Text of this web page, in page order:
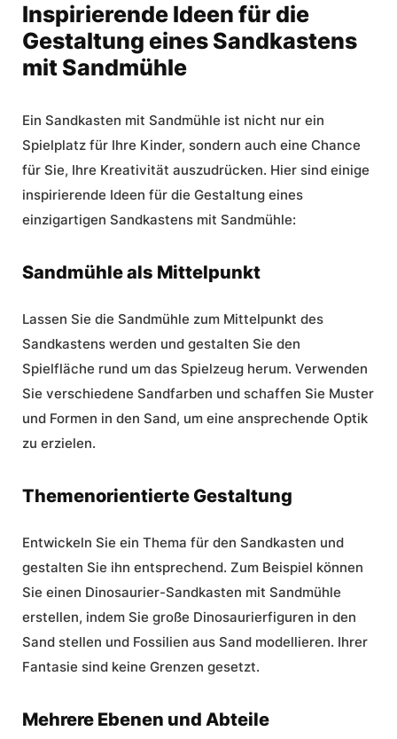
Inspirierende Ideen für die
Gestaltung eines Sandkastens
mit Sandmühle
Ein Sandkasten mit Sandmühle ist nicht nur ein
Spielplatz für Ihre Kinder, sondern auch eine Chance
für Sie, Ihre Kreativität auszudrücken. Hier sind einige
inspirierende Ideen für die Gestaltung eines
einzigartigen Sandkastens mit Sandmühle:
Sandmühle als Mittelpunkt
Lassen Sie die Sandmühle zum Mittelpunkt des
Sandkastens werden und gestalten Sie den
Spielfläche rund um das Spielzeug herum. Verwenden
Sie verschiedene Sandfarben und schaffen Sie Muster
und Formen in den Sand, um eine ansprechende Optik
zu erzielen.
Themenorientierte Gestaltung
Entwickeln Sie ein Thema für den Sandkasten und
gestalten Sie ihn entsprechend. Zum Beispiel können
Sie einen Dinosaurier-Sandkasten mit Sandmühle
erstellen, indem Sie große Dinosaurierfiguren in den
Sand stellen und Fossilien aus Sand modellieren. Ihrer
Fantasie sind keine Grenzen gesetzt.
Mehrere Ebenen und Abteile